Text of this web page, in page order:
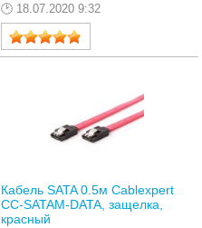
18.07.2020 9:32
Кабель SATA 0.5м Cablexpert
CC-SATAM-DATA, защелка,
красный